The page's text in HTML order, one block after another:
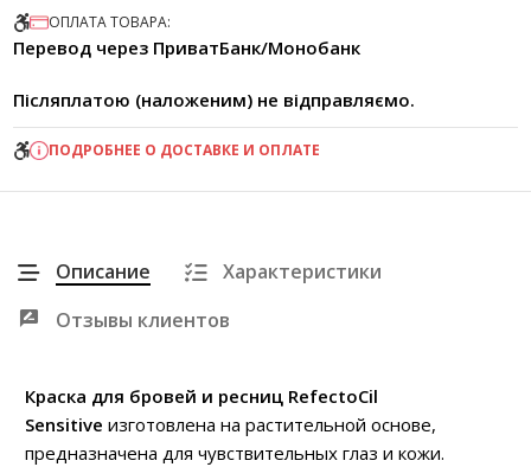
ОПЛАТА ТОВАРА:
Перевод через ПриватБанк/Монобанк
Післяплатою (наложеним) не відправляємо.
ПОДРОБНЕЕ О ДОСТАВКЕ И ОПЛАТЕ
Описание
Характеристики
Отзывы клиентов
Краска для бровей и ресниц RefectoCil
Sensitive изготовлена на растительной основе,
предназначена для чувствительных глаз и кожи.